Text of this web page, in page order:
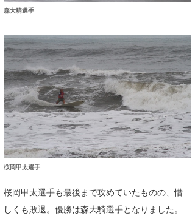
森大騎選手
桜岡甲太選手
桜岡甲太選手も最後まで攻めていたものの、惜
しくも敗退。優勝は森大騎選手となりました。